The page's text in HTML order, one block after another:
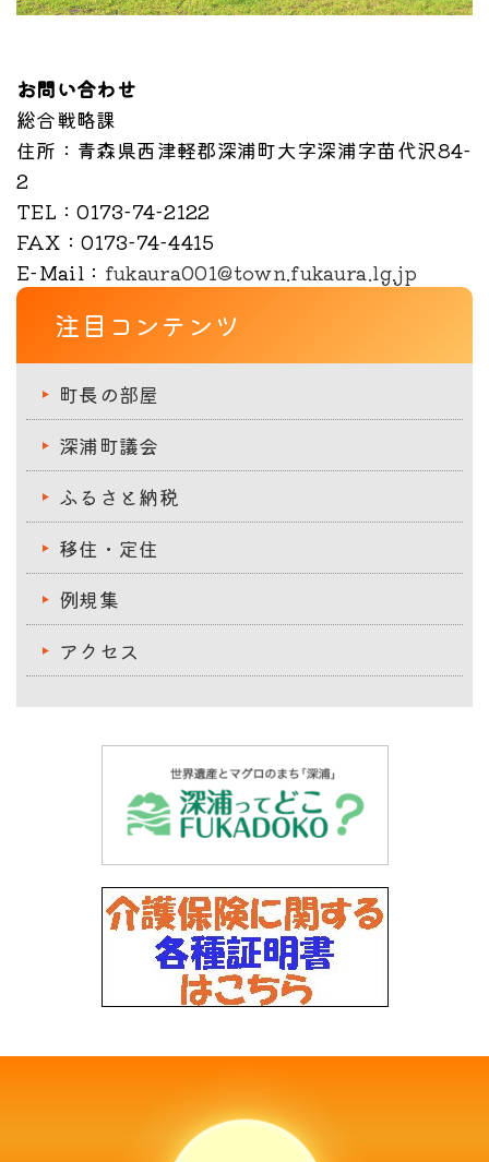
お問い合わせ
総合戦略課
住所 ：青森県西津軽郡深浦町大字深浦字苗代沢84-
2
TEL ：0173-74-2122
FAX ：0173-74-4415
E-Mail ： fukaura001@town.fukaura.lg.jp
注目コンテンツ
町長の部屋
深浦町議会
ふるさと納税
移住・定住
例規集
アクセス